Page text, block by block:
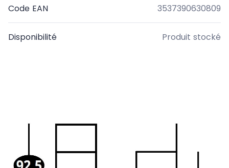
Code EAN 3537390630809
Disponibilité Produit stocké